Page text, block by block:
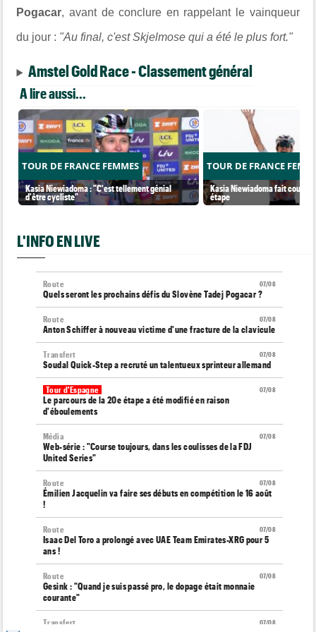
Pogacar, avant de conclure en rappelant le vainqueur
du jour : "Au final, c'est Skjelmose qui a été le plus fort."
Amstel Gold Race - Classement général
A lire aussi...
TOUR DE FRANCE FEMMES
Kasia Niewiadoma : "C'est tellement génial
d'être cycliste"
TOUR DE FRANCE
Kasia Niewiadoma fait coup
étape
L'INFO EN LIVE
07/08
Route
Quels seront les prochains défis du Slovène Tadej Pogacar ?
07/08
Route
Anton Schiffer à nouveau victime d'une fracture de la clavicule
07/08
Transfert
Soudal Quick-Step a recruté un talentueux sprinteur allemand
07/08
Tour d'Espagne
Le parcours de la 20e étape a été modifié en raison
d'éboulements
07/08
Média
Web-série : "Course toujours, dans les coulisses de la FDJ
United Series"
07/08
Route
Émilien Jacquelin va faire ses débuts en compétition le 16 août
!
07/08
Route
Isaac Del Toro a prolongé avec UAE Team Emirates-XRG pour 5
ans !
07/08
Route
Gesink : "Quand je suis passé pro, le dopage était monnaie
courante"
07/08
Transfert